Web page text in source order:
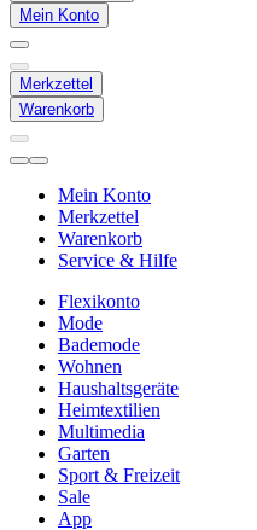
Mein Konto
Merkzettel
Warenkorb
Mein Konto
Merkzettel
Warenkorb
Service & Hilfe
Flexikonto
Mode
Bademode
Wohnen
Haushaltsgeräte
Heimtextilien
Multimedia
Garten
Sport & Freizeit
Sale
App